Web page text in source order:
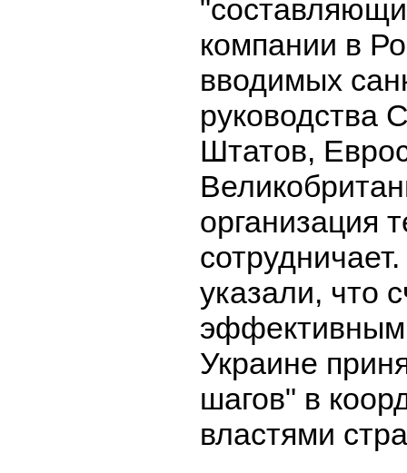
компании в
вводимых
руководства
Штатов,
организация
указали, что
Украине
шагов" в
властями